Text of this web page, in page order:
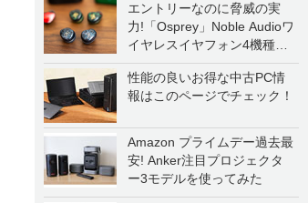
エントリーなのに脅威の実
力!「Osprey」Noble Audioワ
イヤレスイヤフォン4機種を
一気に聴く
性能の良いお得な中古PC情
報はこのページでチェック！
Amazon プライムデー過去最
安! Anker注目プロジェクタ
ー3モデルを使ってみた